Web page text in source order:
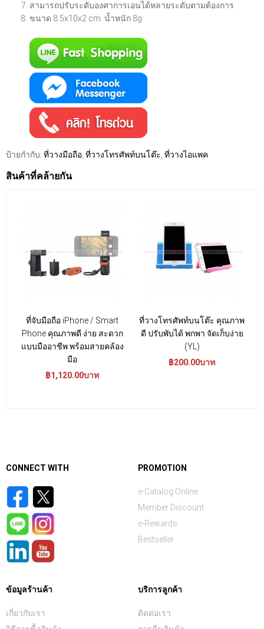
สามารถปรับระดับองศาการเอนได้หลายระดับตามต้องการ
ขนาด 8.5x10x2 cm. น้ำหนัก 8g
ป้ายกำกับ: ที่วางมือถือ, ที่วางโทรศัพท์บนโต๊ะ, ที่วางไอแพค
สินค้าที่คล้ายกัน
ที่จับมือถือ iPhone / Smart
Phone คุณภาพดี ง่าย สะดวก
แบบมืออาชีพ พร้อมสายคล้อง
มือ
฿1,120.00บาท
ที่วางโทรศัพท์บนโต๊ะ คุณภาพ
ดี ปรับพับได้ พกพา จัดเก็บง่าย
(YL)
฿200.00บาท
CONNECT WITH PROMOTION
e-Catalog Online
Member Discount
e-Rewards
Bestseller
ข้อมูลร้านค้า
เกี่ยวกับเรา
บริการลูกค้า
ติดต่อเรา